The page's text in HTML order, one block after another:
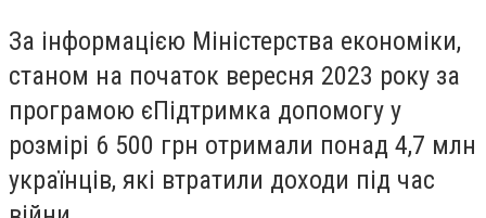
За інформацією Міністерства економіки,
станом на початок вересня 2023 року за
програмою єПідтримка допомогу у
розмірі 6 500 грн отримали понад 4,7 млн
українців, які втратили доходи під час